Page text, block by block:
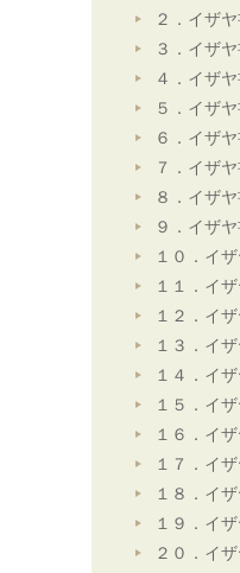
２．イザ
３．イザ
４．イザ
５．イザ
６．イザ
７．イザ
８．イザ
９．イザ
１０．イ
１１．イ
１２．イ
１３．イ
１４．イ
１５．イ
１６．イ
１７．イ
１８．イ
１９．イ
２０．イ